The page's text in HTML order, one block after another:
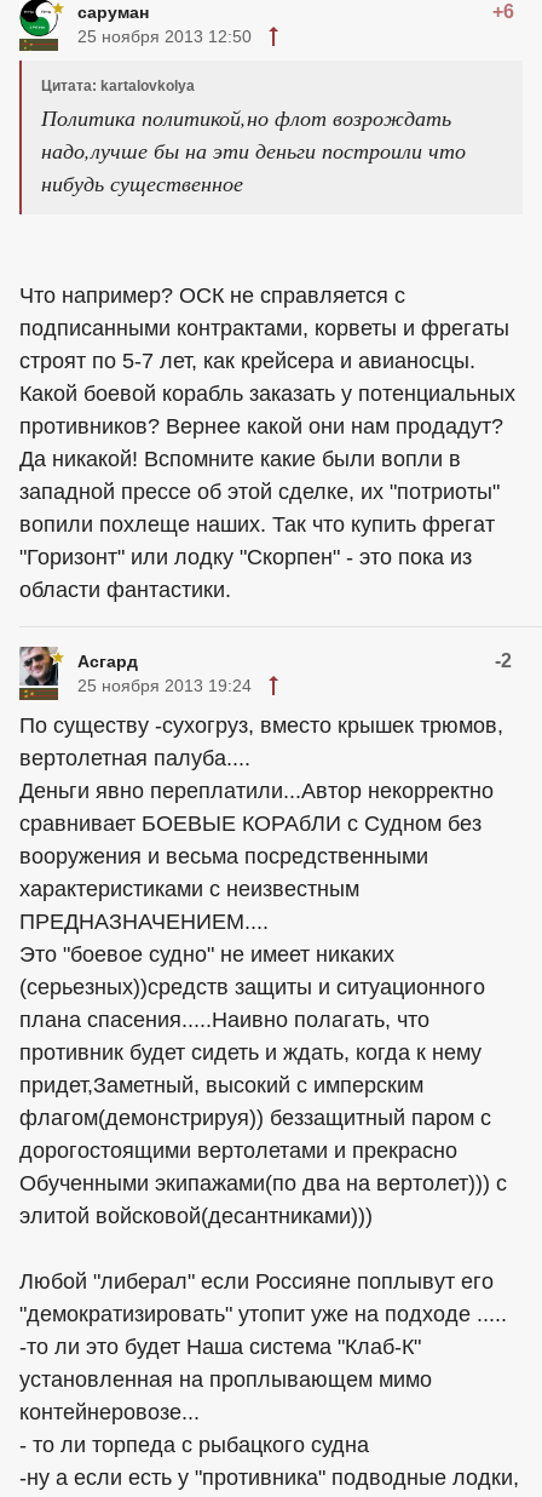
саруман +6
25 ноября 2013 12:50
Цитата: kartalovkolya
Политика политикой,но флот возрождать
надо,лучше бы на эти деньги построили что
нибудь существенное
Что например? ОСК не справляется с
подписанными контрактами, корветы и фрегаты
строят по 5-7 лет, как крейсера и авианосцы.
Какой боевой корабль заказать у потенциальных
противников? Вернее какой они нам продадут?
Да никакой! Вспомните какие были вопли в
западной прессе об этой сделке, их "потриоты"
вопили похлеще наших. Так что купить фрегат
"Горизонт" или лодку "Скорпен" - это пока из
области фантастики.
Асгард -2
25 ноября 2013 19:24
По существу -сухогруз, вместо крышек трюмов,
вертолетная палуба....
Деньги явно переплатили...Автор некорректно
сравнивает БОЕВЫЕ КОРАбЛИ с Судном без
вооружения и весьма посредственными
характеристиками с неизвестным
ПРЕДНАЗНАЧЕНИЕМ....
Это "боевое судно" не имеет никаких
(серьезных))средств защиты и ситуационного
плана спасения.....Наивно полагать, что
противник будет сидеть и ждать, когда к нему
придет,Заметный, высокий с имперским
флагом(демонстрируя)) беззащитный паром с
дорогостоящими вертолетами и прекрасно
Обученными экипажами(по два на вертолет))) с
элитой войсковой(десантниками)))
Любой "либерал" если Россияне поплывут его
"демократизировать" утопит уже на подходе .....
-то ли это будет Наша система "Клаб-К"
установленная на проплывающем мимо
контейнеровозе...
- то ли торпеда с рыбацкого судна
-ну а если есть у "противника" подводные лодки,